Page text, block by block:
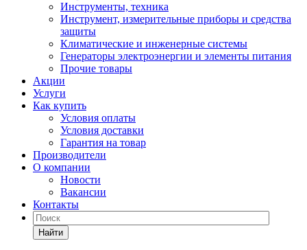
Инструменты, техника
Инструмент, измерительные приборы и средства
защиты
Климатические и инженерные системы
Генераторы электроэнергии и элементы питания
Прочие товары
Акции
Услуги
Как купить
Условия оплаты
Условия доставки
Гарантия на товар
Производители
О компании
Новости
Вакансии
Контакты
Найти